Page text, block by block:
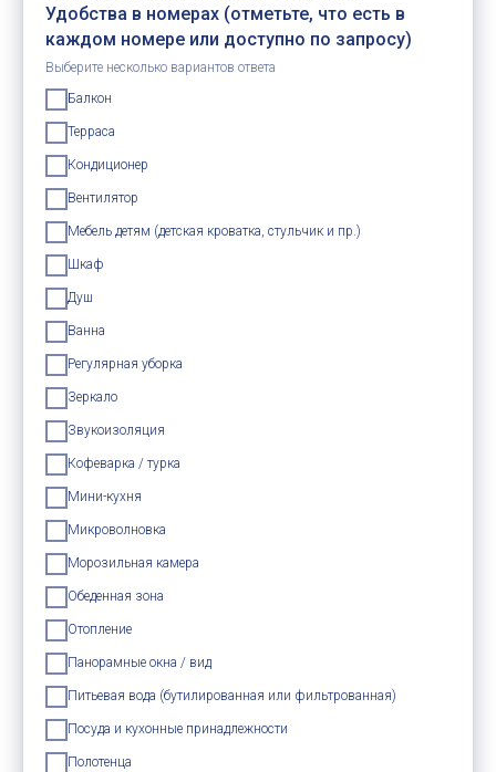
Удобства в номерах (отметьте, что есть в
каждом номере или доступно по запросу)
Выберите несколько вариантов ответа
Балкон
Терраса
Кондиционер
Вентилятор
Мебель детям (детская кроватка, стульчик и пр.)
Шкаф
Душ
Ванна
Регулярная уборка
Зеркало
Звукоизоляция
Кофеварка / турка
Мини-кухня
Микроволновка
Морозильная камера
Обеденная зона
Отопление
Панорамные окна / вид
Питьевая вода (бутилированная или фильтрованная)
Посуда и кухонные принадлежности
Полотенца